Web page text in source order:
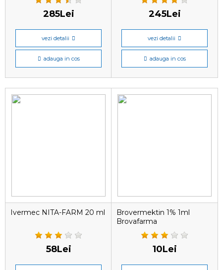
285Lei
vezi detalii
adauga in cos
245Lei
vezi detalii
adauga in cos
Ivermec NITA-FARM 20 ml
58Lei
Brovermektin 1% 1ml
Brovafarma
10Lei